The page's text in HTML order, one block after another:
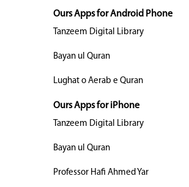
Ours Apps for Android Phone
Tanzeem Digital Library
Bayan ul Quran
Lughat o Aerab e Quran
Ours Apps for iPhone
Tanzeem Digital Library
Bayan ul Quran
Professor Hafi Ahmed Yar